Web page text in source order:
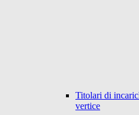
Titolari di
vertice